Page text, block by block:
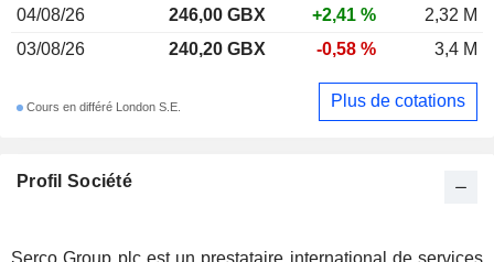
Profil Société
Serco Group plc est un prestataire international de services
04/08/26
246,00 GBX +2,41 %
2,32 M
03/08/26
240,20 GBX -0,58 % 3,4 M
Cours en différé London S.E. Plus de cotations